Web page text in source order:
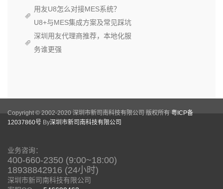
用友U8怎么对接MES系统？
U8+与MES集成方案及常见踩坑
深圳用友代理商推荐，本地化服
务谁更强
Copyright © 2002-2020 深圳市新司南科技有限公司 版权所有 粤ICP备
12037860号 By深圳市新司南科技有限公司
业务咨询：
400-660-2350 (9:00~18:00)
18938842916 (24小时)
深圳市新司南科技有限公司